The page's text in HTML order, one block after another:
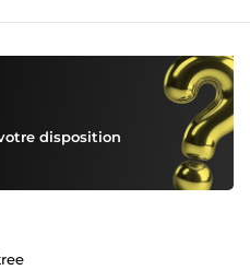
disposition